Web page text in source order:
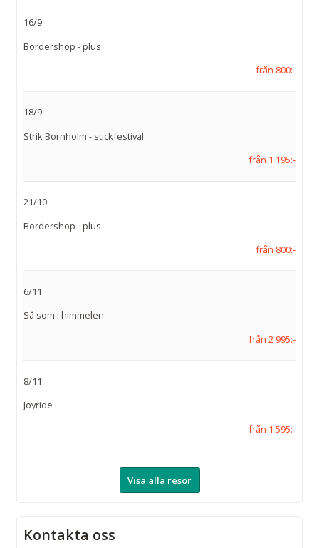
16/9
Bordershop - plus
från 800:-
18/9
Strik Bornholm - stickfestival
från 1 195:-
21/10
Bordershop - plus
från 800:-
6/11
Så som i himmelen
från 2 995:-
8/11
Joyride
från 1 595:-
Visa alla resor
Kontakta oss